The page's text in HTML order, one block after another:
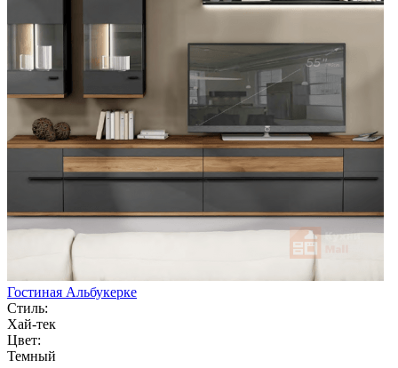
Гостиная Альбукерке
Стиль:
Хай-тек
Цвет:
Темный